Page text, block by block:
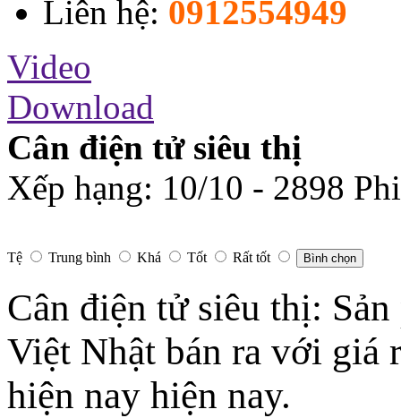
Liên hệ: 0912554949
Video
Download
Cân điện tử siêu thị
Xếp hạng: 10/10 - 2898
Tệ Trung bình Khá Tốt Rất tốt Bình chọn
Cân điện tử siêu thị:
Việt Nhật bán ra với giá
hiện nay hiện nay.